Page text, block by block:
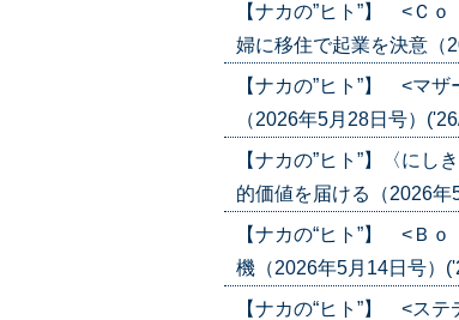
【ナカの”ヒト”】 <Ｃ
婦に移住で起業を決意（
【ナカの”ヒト”】 <マ
（2026年5月28日号）
【ナカの”ヒト”】〈に
的価値を届ける（2026
【ナカの“ヒト”】 <Ｂ
機（2026年5月14日号）
【ナカの“ヒト”】 <ス